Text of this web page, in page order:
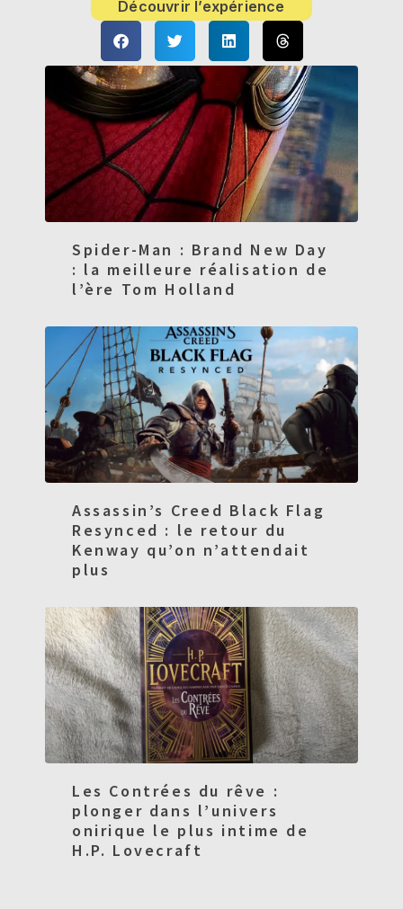
Découvrir l’expérience
Spider-Man : Brand New Day
: la meilleure réalisation de
l’ère Tom Holland
Assassin’s Creed Black Flag
Resynced : le retour du
Kenway qu’on n’attendait
plus
Les Contrées du rêve :
plonger dans l’univers
onirique le plus intime de
H.P. Lovecraft